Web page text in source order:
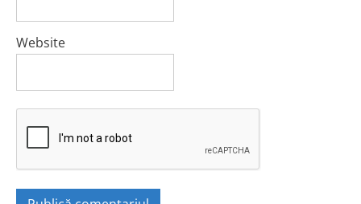
Website